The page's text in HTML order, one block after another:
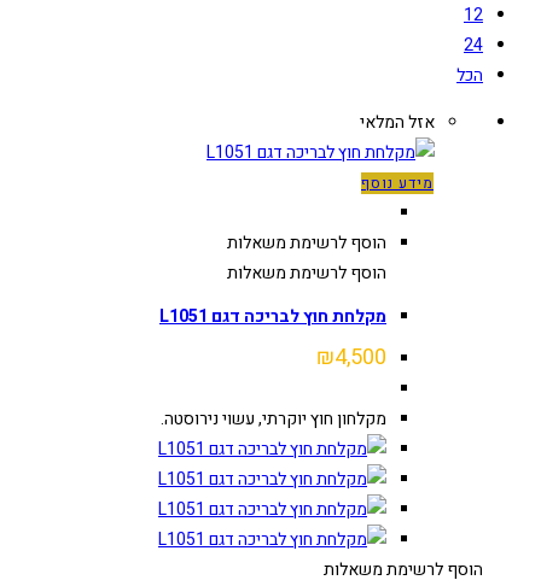
12
24
הכל
אזל המלאי
מידע נוסף
הוסף לרשימת משאלות
הוסף לרשימת משאלות
מקלחת חוץ לבריכה דגם L1051
₪4,500
מקלחון חוץ יוקרתי, עשוי נירוסטה.
הוסף לרשימת משאלות